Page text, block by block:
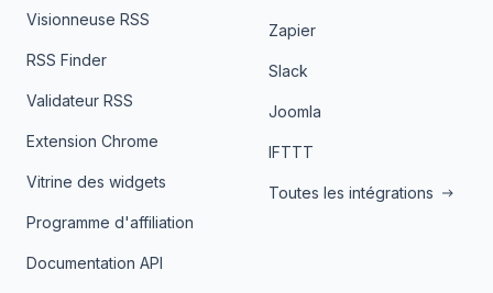
Visionneuse RSS
RSS Finder
Validateur RSS
Extension Chrome
Vitrine des widgets
Programme d'affiliation
Documentation API
Zapier
Slack
Joomla
IFTTT
Toutes les intégrations